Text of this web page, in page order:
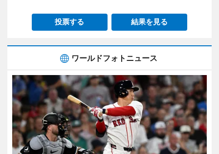
投票する 結果を見る
ワールドフォトニュース